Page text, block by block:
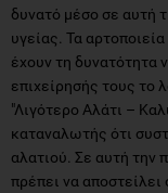
δυνατό μέσο σε αυτή
υγείας. Τα
έχουν τη δυνατότητα
επιχείρησής τους το
"Λιγότερο Αλάτι –
καταναλωτής ότι
αλατιού. Σε αυτή την
πρέπει να